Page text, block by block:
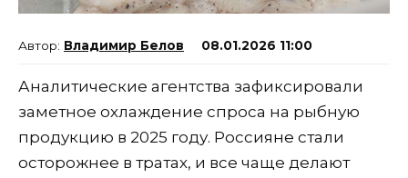
Владимир Белов 08.01.2026 11:00
Аналитические агентства зафиксировали
заметное охлаждение спроса на рыбную
продукцию в 2025 году. Россияне стали
осторожнее в тратах, и все чаще делают